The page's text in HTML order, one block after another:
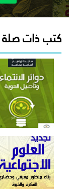
كتب ذات صلة